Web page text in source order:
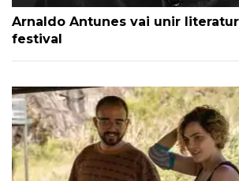
Arnaldo Antunes vai unir
festival